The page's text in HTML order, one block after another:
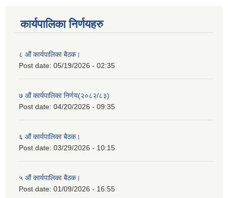
कार्यपालिका निर्णयहरु
८ औं कार्यपालिका बैठक।
Post date: 05/19/2026 - 02:35
७ औं कार्यपालिका निर्णय(२०८२/८३)
Post date: 04/20/2026 - 09:35
६ औं कार्यपालिका बैठक।
Post date: 03/29/2026 - 10:15
५ औं कार्यपालिका बैठक।
Post date: 01/09/2026 - 16:55